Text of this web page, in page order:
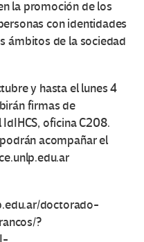
la promoción de los
con identidades
ámbitos de la sociedad
y hasta el lunes 4
firmas de
oficina C208.
acompañar el
doctorado-
?